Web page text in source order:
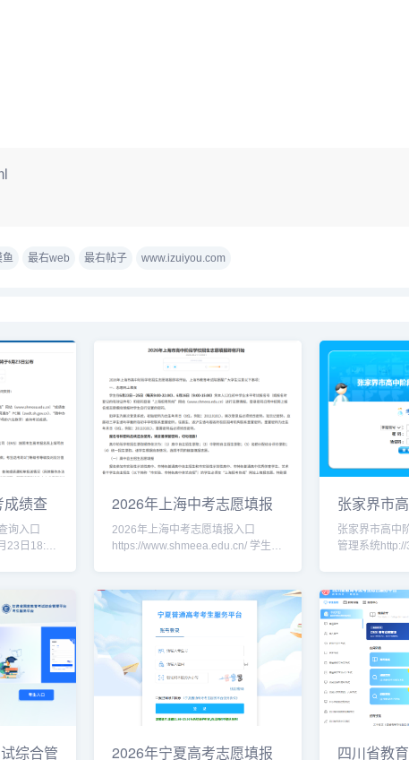
鱼 最右web 最右帖子 www.izuiyou.com
成绩查
询入口
2026年上海中考志愿填报
入口www.s
2026年上海中考志愿填报入口
https://www.shmeea.edu.cn/ 学生须
张家界市
考试信息
张家界市高中
管理系统
综合管 2026年宁夏高考志愿填报 四川省教